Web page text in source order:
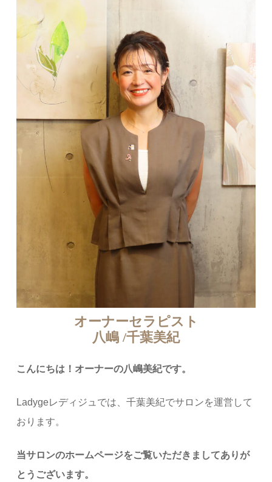
オーナーセラピスト
八嶋 /千葉美紀
こんにちは！オーナーの八嶋美紀です。
Ladygeレディジュでは、千葉美紀でサロンを運営して
おります。
当サロンのホームページをご覧いただきましてありが
とうございます。